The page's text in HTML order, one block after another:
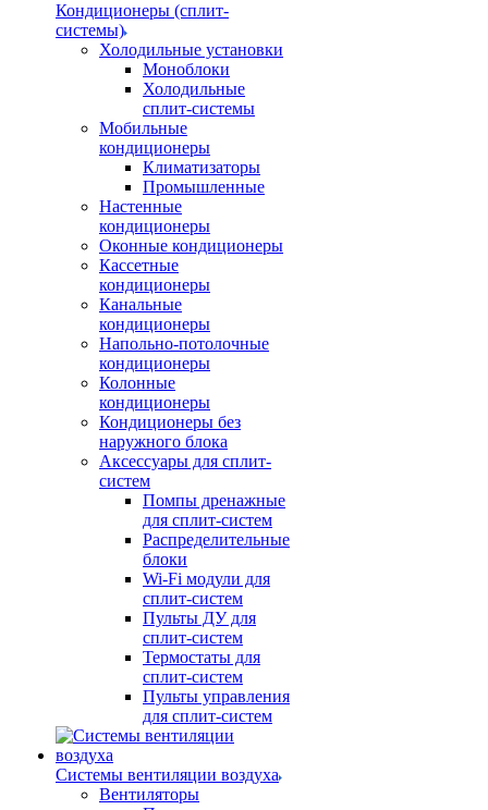
Кондиционеры (сплит-
системы)
Холодильные установки
Моноблоки
Холодильные
сплит-системы
Мобильные
кондиционеры
Климатизаторы
Промышленные
Настенные
кондиционеры
Оконные кондиционеры
Кассетные
кондиционеры
Канальные
кондиционеры
Напольно-потолочные
кондиционеры
Колонные
кондиционеры
Кондиционеры без
наружного блока
Аксессуары для сплит-
систем
Помпы дренажные
для сплит-систем
Распределительные
блоки
Wi-Fi модули для
сплит-систем
Пульты ДУ для
сплит-систем
Термостаты для
сплит-систем
Пульты управления
для сплит-систем
Системы вентиляции воздуха
Вентиляторы